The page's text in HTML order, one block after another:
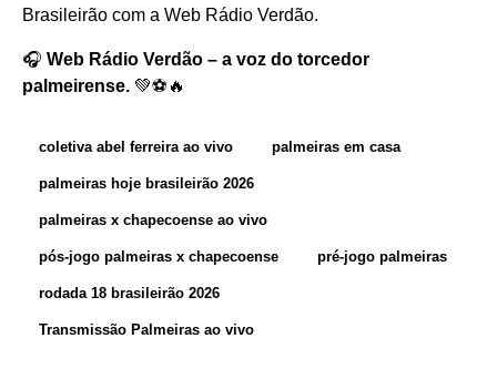
Brasileirão com a Web Rádio Verdão.
🎧 Web Rádio Verdão – a voz do torcedor
palmeirense. 💚⚽🔥
coletiva abel ferreira ao vivo palmeiras em casa
palmeiras hoje brasileirão 2026
palmeiras x chapecoense ao vivo
pós-jogo palmeiras x chapecoense pré-jogo palmeiras
rodada 18 brasileirão 2026
Transmissão Palmeiras ao vivo